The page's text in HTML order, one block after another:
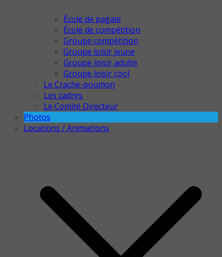
École de pagaie
École de compétition
Groupe compétition
Groupe loisir jeune
Groupe loisir adulte
Groupe loisir cool
Le Crache-poumon
Les cadres
Le Comité Directeur
Photos
Locations / Animations